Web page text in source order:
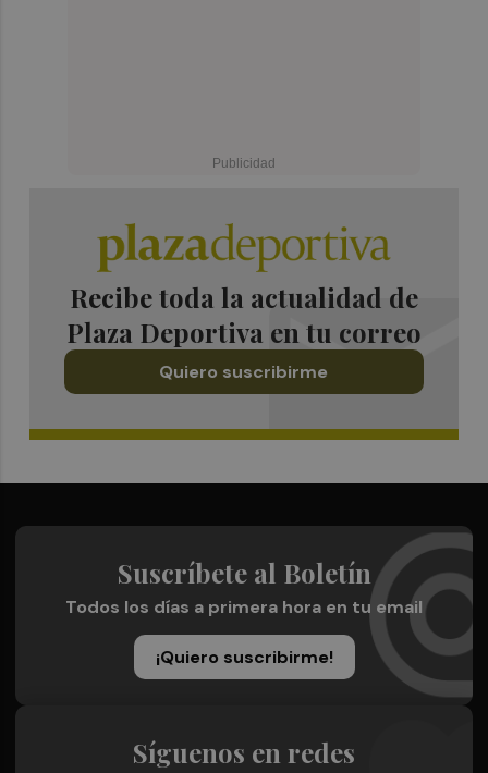
Recibe toda la actualidad de
Plaza Deportiva en tu correo
Quiero suscribirme
Suscríbete al Boletín
Todos los días a primera hora en tu email
¡Quiero suscribirme!
Síguenos en redes